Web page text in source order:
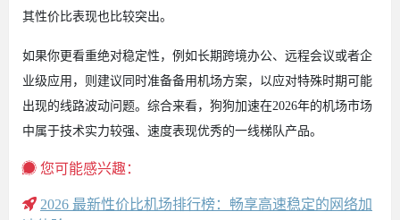
其性价比表现也比较突出。
如果你更看重绝对稳定性，例如长期跨境办公、远程会议或者企
业级应用，则建议同时准备备用机场方案，以应对特殊时期可能
出现的线路波动问题。综合来看，狗狗加速在2026年的机场市场
中属于技术实力较强、速度表现优秀的一线梯队产品。
您可能感兴趣：
2026 最新性价比机场排行榜：畅享高速稳定的网络加